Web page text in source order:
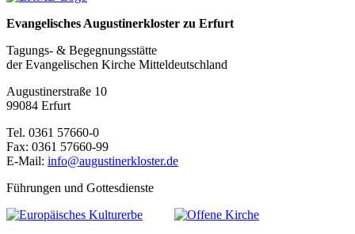
Evangelisches Augustinerkloster zu Erfurt
Tagungs- & Begegnungsstätte
der Evangelischen Kirche Mitteldeutschland
Augustinerstraße 10
99084 Erfurt
Tel. 0361 57660-0
Fax: 0361 57660-99
E-Mail: info@augustinerkloster.de
Führungen und Gottesdienste